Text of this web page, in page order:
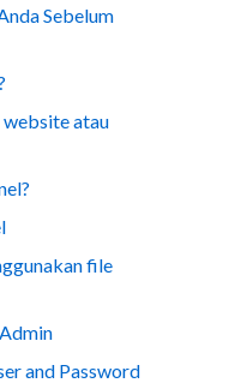
Sebelum
atau
file
and Password